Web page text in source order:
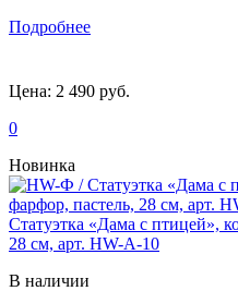
Подробнее
Цена: 2 490 руб.
0
Новинка
Статуэтка «Дама с птицей»,
28 см, арт. HW-А-10
В наличии